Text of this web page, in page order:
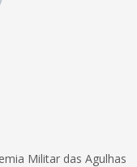
Militar das Agulhas